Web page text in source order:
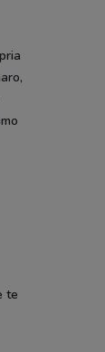
te